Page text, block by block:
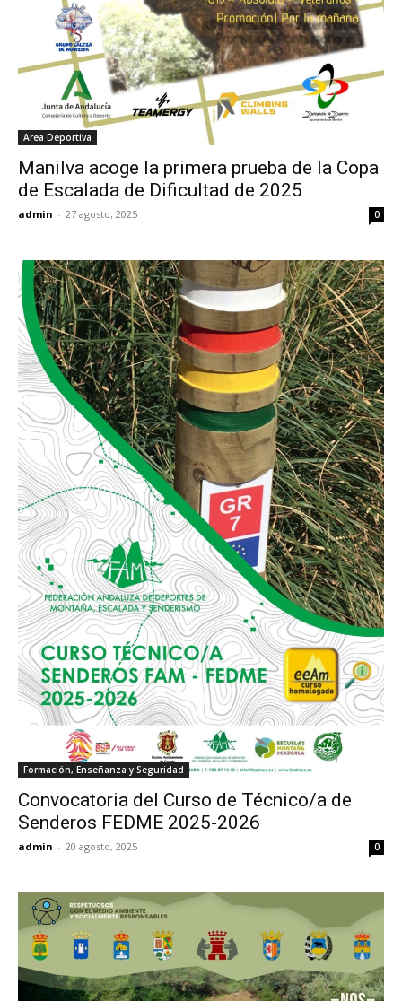
Area Deportiva
Manilva acoge la primera prueba de la Copa
de Escalada de Dificultad de 2025
admin - 27 agosto, 2025 0
Formación, Enseñanza y Seguridad
Convocatoria del Curso de Técnico/a de
Senderos FEDME 2025-2026
admin - 20 agosto, 2025 0